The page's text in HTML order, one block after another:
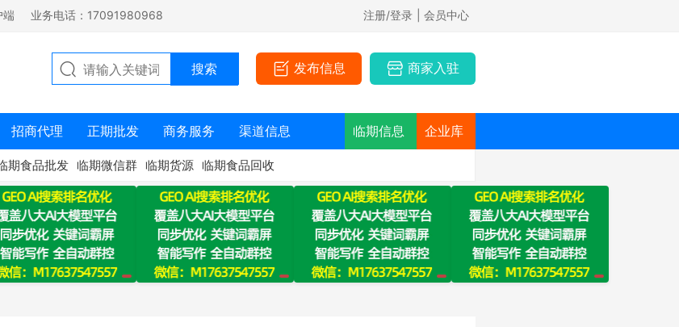
端 业务电话：17091980968 注册/登录 | 会员中心
发布信息 商家入驻
招商代理 正期批发 商务服务 渠道信息 临期信息 企业库
期食品批发 临期微信群 临期货源 临期食品回收